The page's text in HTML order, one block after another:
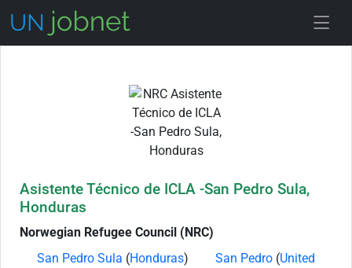
Asistente Técnico de ICLA -San Pedro Sula,
Honduras
Norwegian Refugee Council (NRC)
San Pedro Sula (Honduras) San Pedro (United